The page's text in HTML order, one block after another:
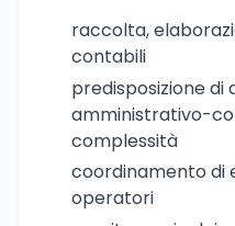
raccolta,
contabili
predisposizione di
amministrativo-
complessità
coordinamento di
operatori